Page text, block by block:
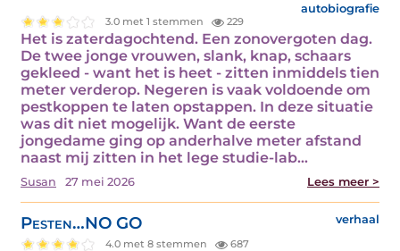
autobiografie
3.0 met 1 stemmen 229
Het is zaterdagochtend. Een zonovergoten dag.
De twee jonge vrouwen, slank, knap, schaars
gekleed - want het is heet - zitten inmiddels tien
meter verderop. Negeren is vaak voldoende om
pestkoppen te laten opstappen. In deze situatie
was dit niet mogelijk. Want de eerste
jongedame ging op anderhalve meter afstand
naast mij zitten in het lege studie-lab…
Susan 27 mei 2026 Lees meer >
Pesten…NO GO verhaal
4.0 met 8 stemmen 687